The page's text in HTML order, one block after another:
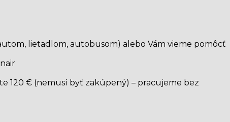
lietadlom, autobusom) alebo Vám vieme pomôcť
120 € (nemusí byť zakúpený) – pracujeme bez